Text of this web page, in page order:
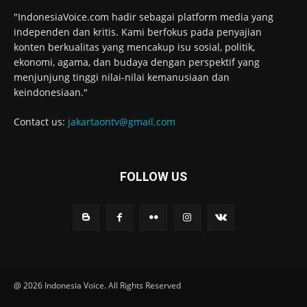
"IndonesiaVoice.com hadir sebagai platform media yang
independen dan kritis. Kami berfokus pada penyajian
konten berkualitas yang mencakup isu sosial, politik,
ekonomi, agama, dan budaya dengan perspektif yang
menjunjung tinggi nilai-nilai kemanusiaan dan
keindonesiaan."
Contact us: jakartaontv@gmail.com
FOLLOW US
@ 2026 Indonesia Voice. All Rights Reserved